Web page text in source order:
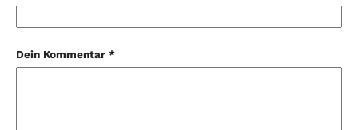
Dein Kommentar *